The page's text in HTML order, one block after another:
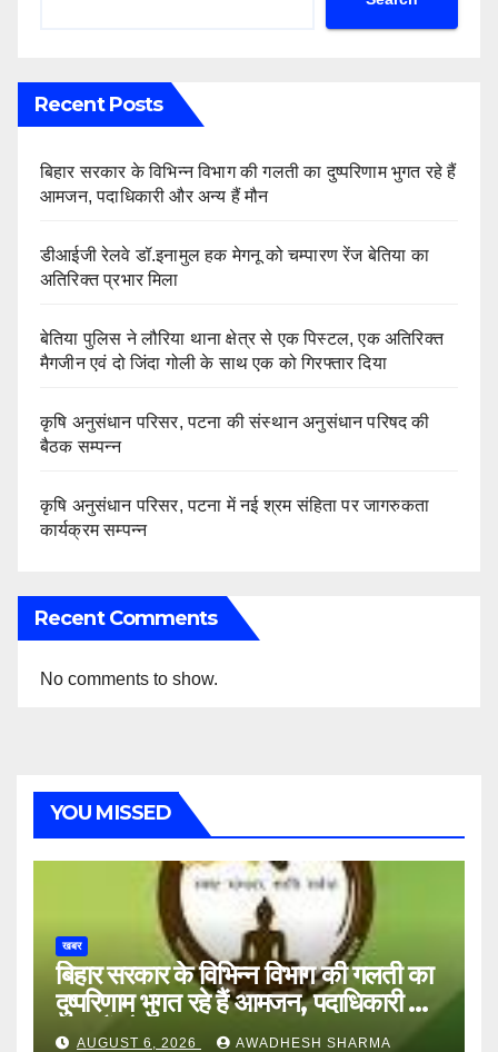
Recent Posts
बिहार सरकार के विभिन्न विभाग की गलती का दुष्परिणाम भुगत रहे हैं
आमजन, पदाधिकारी और अन्य हैं मौन
डीआईजी रेलवे डॉ.इनामुल हक मेगनू को चम्पारण रेंज बेतिया का
अतिरिक्त प्रभार मिला
बेतिया पुलिस ने लौरिया थाना क्षेत्र से एक पिस्टल, एक अतिरिक्त
मैगजीन एवं दो जिंदा गोली के साथ एक को गिरफ्तार दिया
कृषि अनुसंधान परिसर, पटना की संस्थान अनुसंधान परिषद की
बैठक सम्पन्न
कृषि अनुसंधान परिसर, पटना में नई श्रम संहिता पर जागरुकता
कार्यक्रम सम्पन्न
Recent Comments
No comments to show.
YOU MISSED
खबर
बिहार सरकार के विभिन्न विभाग की गलती का
दुष्परिणाम भुगत रहे हैं आमजन, पदाधिकारी और
अन्य हैं मौन
AUGUST 6, 2026 AWADHESH SHARMA